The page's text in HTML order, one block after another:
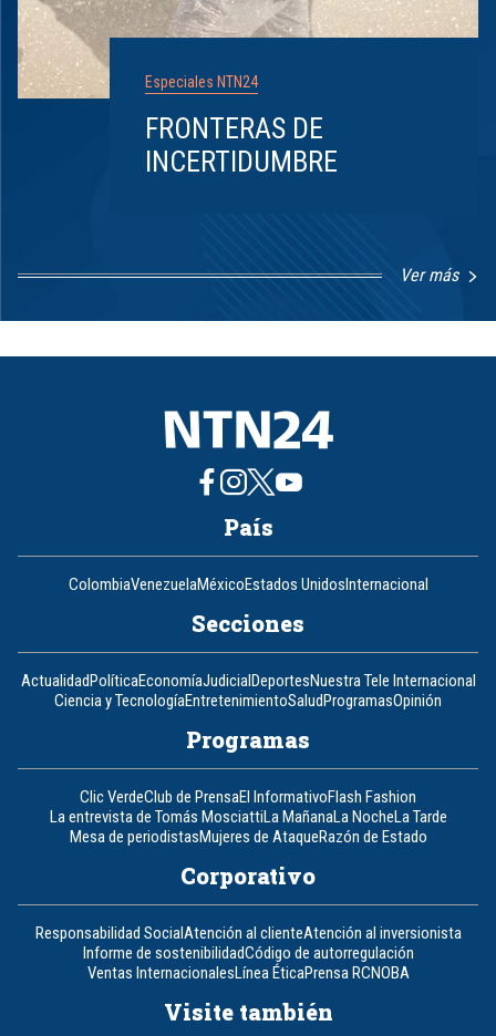
Especiales NTN24
FRONTERAS DE
INCERTIDUMBRE
Ver más
1
8
País
ColombiaVenezuelaMéxicoEstados UnidosInternacional
Secciones
ActualidadPolíticaEconomíaJudicialDeportesNuestra Tele Internacional
Ciencia y TecnologíaEntretenimientoSaludProgramasOpinión
Programas
Clic VerdeClub de PrensaEl InformativoFlash Fashion
La entrevista de Tomás MosciattiLa MañanaLa NocheLa Tarde
Mesa de periodistasMujeres de AtaqueRazón de Estado
Corporativo
Responsabilidad SocialAtención al clienteAtención al inversionista
Informe de sostenibilidadCódigo de autorregulación
Ventas InternacionalesLínea ÉticaPrensa RCNOBA
Visite también